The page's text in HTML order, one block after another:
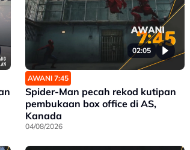
02:05
AWANI 7:45
Spider-Man pecah rekod kutipan
pembukaan box office di AS,
Kanada
04/08/2026